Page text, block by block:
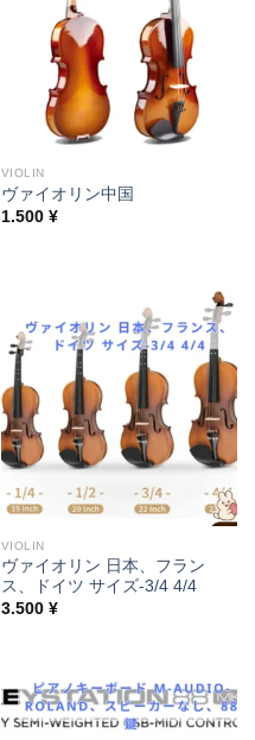
VIOLIN
ヴァイオリン中国
1.500 ¥
VIOLIN
ヴァイオリン 日本、フラン
ス、ドイツ サイズ-3/4 4/4
3.500 ¥